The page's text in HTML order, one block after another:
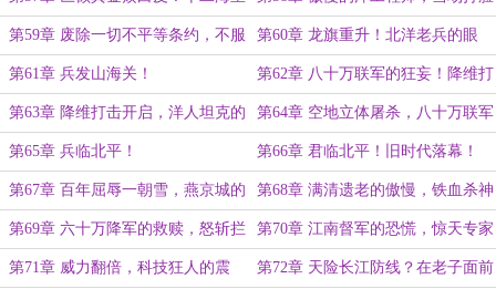
定国威！ 开除！
第59章 废除一切不平等条约，不服
就开战！
第60章 龙旗重升！北洋老兵的眼
泪！
第61章 兵发山海关！ 第62章 八十万联军的狂妄！降维打
击前的宁静！
第63章 降维打击开启，洋人坦克的
悲歌！
第64章 空地立体屠杀，八十万联军
的崩溃！
第65章 兵临北平！ 第66章 君临北平！旧时代落幕！
第67章 百年屈辱一朝雪，燕京城的
新生！
第68章 满清遗老的傲慢，铁血杀神
怒挥屠刀！
第69章 六十万降军的救赎，怒斩拦
路恶霸！
第70章 江南督军的恐慌，惊天专家
的归途！
第71章 威力翻倍，科技狂人的震 第72章 天险长江防线？在老子面前